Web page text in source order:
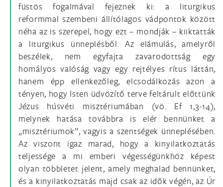
füstös fogalmával fejeznek ki: a liturgikus
reformmal szembeni állítólagos vádpontok között
néha az is szerepel, hogy ezt – mondják – kiiktatták
a liturgikus ünneplésből. Az elámulás, amelyről
beszélek, nem egyfajta zavarodottság egy
homályos valóság vagy egy rejtélyes rítus láttán,
hanem épp ellenkezőleg, elcsodálkozás azon a
tényen, hogy Isten üdvözítő terve feltárult előttünk
Jézus húsvéti misztériumában (vö. Ef 1,3-14),
melynek hatása továbbra is elér bennünket a
„misztériumok”, vagyis a szentségek ünneplésében.
Az viszont igaz marad, hogy a kinyilatkoztatás
teljessége a mi emberi végességünkhöz képest
olyan többletet jelent, amely meghalad bennünket,
és a kinyilatkoztatás majd csak az idők végén, az Úr